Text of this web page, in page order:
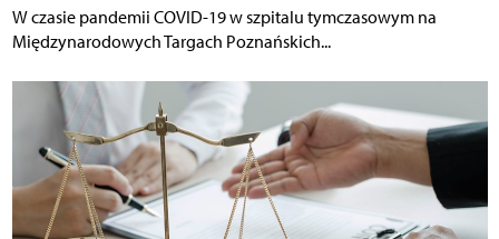
W czasie pandemii COVID-19 w szpitalu tymczasowym na
Międzynarodowych Targach Poznańskich...